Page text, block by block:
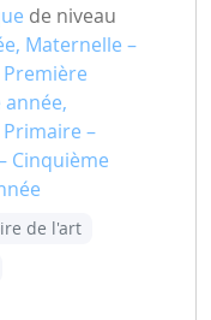
de niveau
Maternelle –
–
Cinquième
de l'art